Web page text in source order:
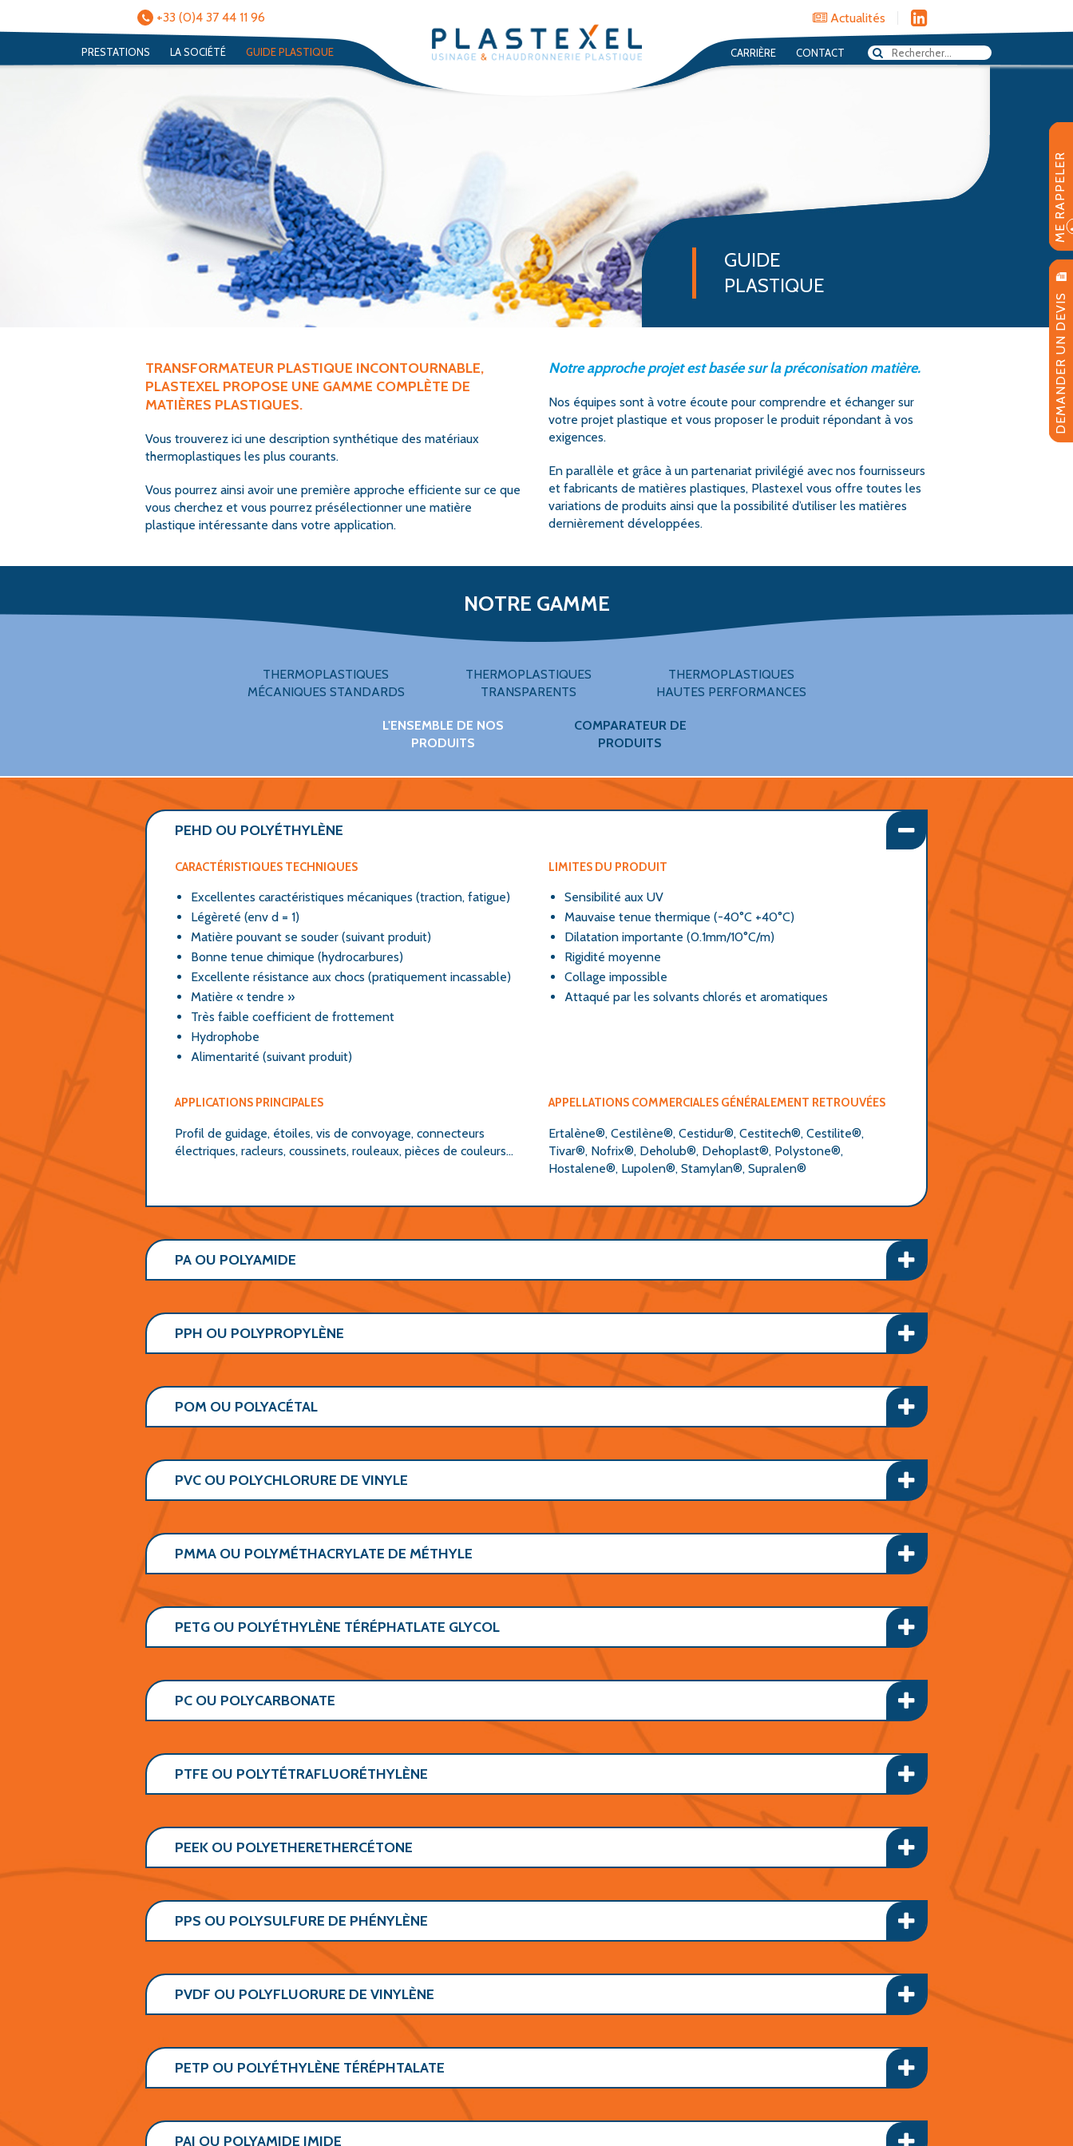
+33 (0)4 37 44 11 96 Actualités
PRESTATIONS LA SOCIÉTÉ GUIDE PLASTIQUE CARRIÈRE CONTACT
GUIDE
PLASTIQUE
TRANSFORMATEUR PLASTIQUE INCONTOURNABLE,
PLASTEXEL PROPOSE UNE GAMME COMPLÈTE DE
MATIÈRES PLASTIQUES.
Vous trouverez ici une description synthétique des matériaux
thermoplastiques les plus courants.
Vous pourrez ainsi avoir une première approche efficiente sur ce que
vous cherchez et vous pourrez présélectionner une matière
plastique intéressante dans votre application.
Notre approche projet est basée sur la préconisation matière.
Nos équipes sont à votre écoute pour comprendre et échanger sur
votre projet plastique et vous proposer le produit répondant à vos
exigences.
En parallèle et grâce à un partenariat privilégié avec nos fournisseurs
et fabricants de matières plastiques, Plastexel vous offre toutes les
variations de produits ainsi que la possibilité d’utiliser les matières
dernièrement développées.
NOTRE GAMME
THERMOPLASTIQUES
MÉCANIQUES STANDARDS
THERMOPLASTIQUES
TRANSPARENTS
THERMOPLASTIQUES
HAUTES PERFORMANCES
L'ENSEMBLE DE NOS
PRODUITS
COMPARATEUR DE
PRODUITS
PEHD OU POLYÉTHYLÈNE
CARACTÉRISTIQUES TECHNIQUES
Excellentes caractéristiques mécaniques (traction, fatigue)
Légèreté (env d = 1)
Matière pouvant se souder (suivant produit)
Bonne tenue chimique (hydrocarbures)
Excellente résistance aux chocs (pratiquement incassable)
Matière « tendre »
Très faible coefficient de frottement
Hydrophobe
Alimentarité (suivant produit)
LIMITES DU PRODUIT
Sensibilité aux UV
Mauvaise tenue thermique (-40°C +40°C)
Dilatation importante (0.1mm/10°C/m)
Rigidité moyenne
Collage impossible
Attaqué par les solvants chlorés et aromatiques
APPLICATIONS PRINCIPALES
Profil de guidage, étoiles, vis de convoyage, connecteurs
électriques, racleurs, coussinets, rouleaux, pièces de couleurs…
APPELLATIONS COMMERCIALES GÉNÉRALEMENT RETROUVÉES
Ertalène®, Cestilène®, Cestidur®, Cestitech®, Cestilite®,
Tivar®, Nofrix®, Deholub®, Dehoplast®, Polystone®,
Hostalene®, Lupolen®, Stamylan®, Supralen®
PA OU POLYAMIDE
PPH OU POLYPROPYLÈNE
POM OU POLYACÉTAL
PVC OU POLYCHLORURE DE VINYLE
PMMA OU POLYMÉTHACRYLATE DE MÉTHYLE
PETG OU POLYÉTHYLÈNE TÉRÉPHATLATE GLYCOL
PC OU POLYCARBONATE
PTFE OU POLYTÉTRAFLUORÉTHYLÈNE
PEEK OU POLYETHERETHERCÉTONE
PPS OU POLYSULFURE DE PHÉNYLÈNE
PVDF OU POLYFLUORURE DE VINYLÈNE
PETP OU POLYÉTHYLÈNE TÉRÉPHTALATE
PAI OU POLYAMIDE IMIDE
ME RAPPELER
DEMANDER UN DEVIS